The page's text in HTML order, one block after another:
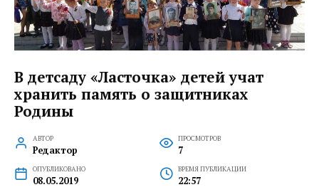
В детсаду «Ласточка» детей учат
хранить память о защитниках
Родины
АВТОР
Редактор
ПРОСМОТРОВ
7
ОПУБЛИКОВАНО
08.05.2019
ВРЕМЯ ПУБЛИКАЦИИ
22:57